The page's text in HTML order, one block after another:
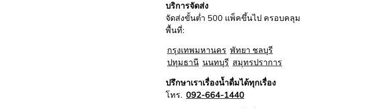
บริการจัดส่ง
จัดส่งขั้นต่ำ 500 แพ็คขึ้นไป ครอบคลุม
พื้นที่:
กรุงเทพมหานคร พัทยา ชลบุรี
ปทุมธานี นนทบุรี สมุทรปราการ
ปรึกษาเราเรื่องน้ำดื่มได้ทุกเรื่อง
โทร. 092-664-1440